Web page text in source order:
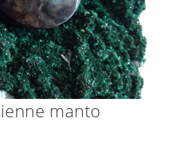
manto